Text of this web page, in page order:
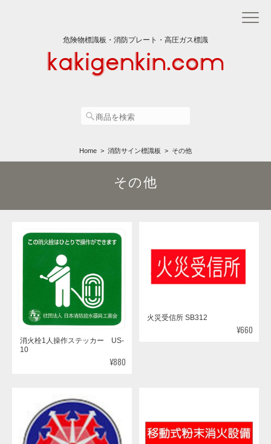
危険物標識板・消防プレート・高圧ガス標識
Home 消防サイン標識板 その他
その他
消火栓1人操作ステッカー US-
10
¥880
火災受信所 SB312
¥660